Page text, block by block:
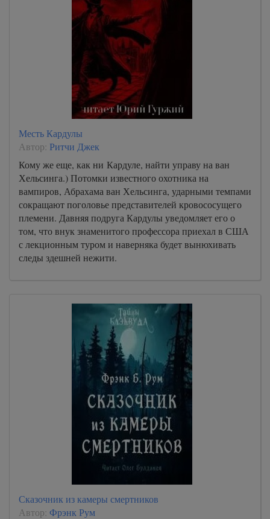
Месть Кардулы
Автор: Ритчи Джек
Кому же еще, как ни Кардуле, найти управу на ван
Хельсинга.) Потомки известного охотника на
вампиров, Абрахама ван Хельсинга, ударными темпами
сокращают поголовье представителей кровососущего
племени. Давняя подруга Кардулы уведомляет его о
том, что внук знаменитого профессора приехал в США
с лекционным туром и наверняка будет вынюхивать
следы здешней нежити.
Сказочник из камеры смертников
Автор: Фрэнк Рум